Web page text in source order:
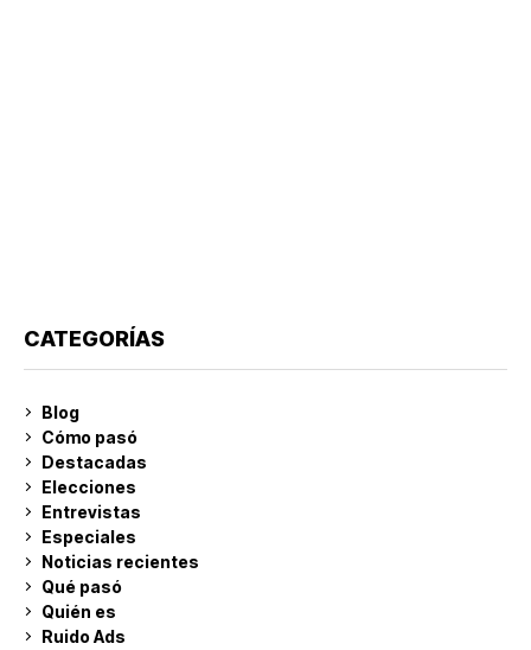
CATEGORÍAS
Blog
Cómo pasó
Destacadas
Elecciones
Entrevistas
Especiales
Noticias recientes
Qué pasó
Quién es
Ruido Ads